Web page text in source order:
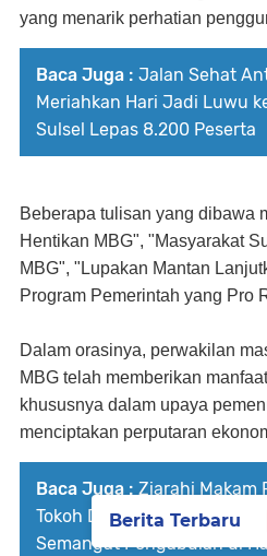
yang menarik perhatian
Baca Juga : Jalan Sehat
Meriahkan Hari Jadi Luwu
Sulsel Lepas 8.200 Peserta
Beberapa tulisan yang dibawa
Hentikan MBG", "Masyarakat
MBG", "Lupakan Mantan
Program Pemerintah yang Pro
Dalam orasinya, perwakilan
MBG telah memberikan
khususnya dalam upaya
menciptakan perputaran
Baca Juga : Ziarahi Makam
Tokoh Daerah, Pemkab
Semangat Pengabdian di
Berita Terbaru